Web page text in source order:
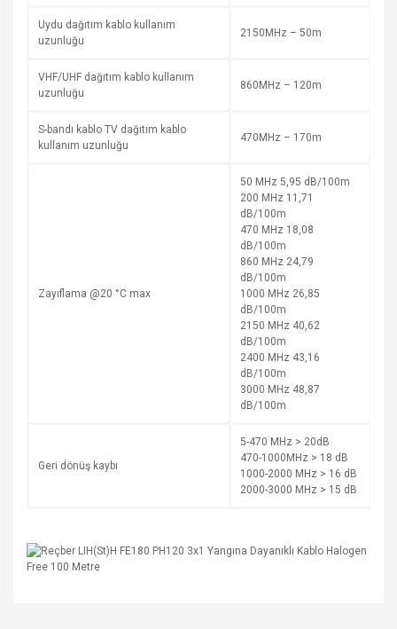
Uydu dağıtım kablo kullanım
uzunluğu
2150MHz – 50m
VHF/UHF dağıtım kablo kullanım
uzunluğu
860MHz – 120m
S-bandı kablo TV dağıtım kablo
kullanım uzunluğu
470MHz – 170m
Zayıflama @20 °C max
50 MHz 5,95 dB/100m
200 MHz 11,71
dB/100m
470 MHz 18,08
dB/100m
860 MHz 24,79
dB/100m
1000 MHz 26,85
dB/100m
2150 MHz 40,62
dB/100m
2400 MHz 43,16
dB/100m
3000 MHz 48,87
dB/100m
Geri dönüş kaybı
5-470 MHz > 20dB
470-1000MHz > 18 dB
1000-2000 MHz > 16 dB
2000-3000 MHz > 15 dB